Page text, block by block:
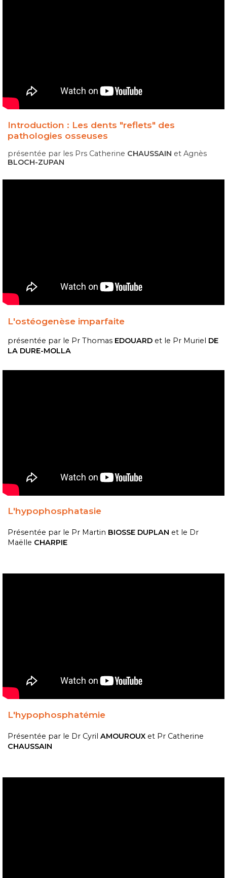
Introduction : Les dents "reflets" des
pathologies osseuses
présentée par les Prs Catherine CHAUSSAIN et Agnès
BLOCH-ZUPAN
L'ostéogenèse imparfaite
présentée par le Pr Thomas EDOUARD et le Pr Muriel DE
LA DURE-MOLLA
L'hypophosphatasie
Présentée par le Pr Martin BIOSSE DUPLAN et le Dr
Maëlle CHARPIE
L'hypophosphatémie
Présentée par le Dr Cyril AMOUROUX et Pr Catherine
CHAUSSAIN